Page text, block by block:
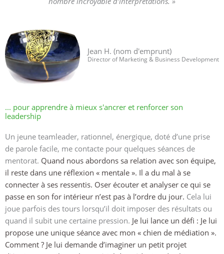
Jean H. (nom d'emprunt)
Director of Marketing & Business Development
... pour apprendre à mieux s'ancrer et renforcer son
leadership
Un jeune teamleader, rationnel, énergique, doté d’une prise
de parole facile, me contacte pour quelques séances de
mentorat. Quand nous abordons sa relation avec son équipe,
il reste dans une réflexion « mentale ». Il a du mal à se
connecter à ses ressentis. Oser écouter et analyser ce qui se
passe en son for intérieur n’est pas à l’ordre du jour. Cela lui
joue parfois des tours lorsqu’il doit imposer des résultats ou
quand il subit une certaine pression. Je lui lance un défi : Je lui
propose une unique séance avec mon « chien de médiation ».
Comment ? Je lui demande d’imaginer un petit projet